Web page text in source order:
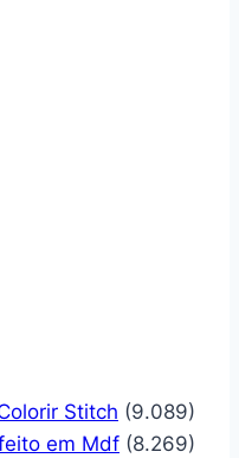
Stitch (9.089)
em Mdf (8.269)